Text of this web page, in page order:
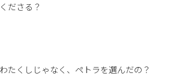
ださる？
くしじゃなく、ペトラを選んだの？